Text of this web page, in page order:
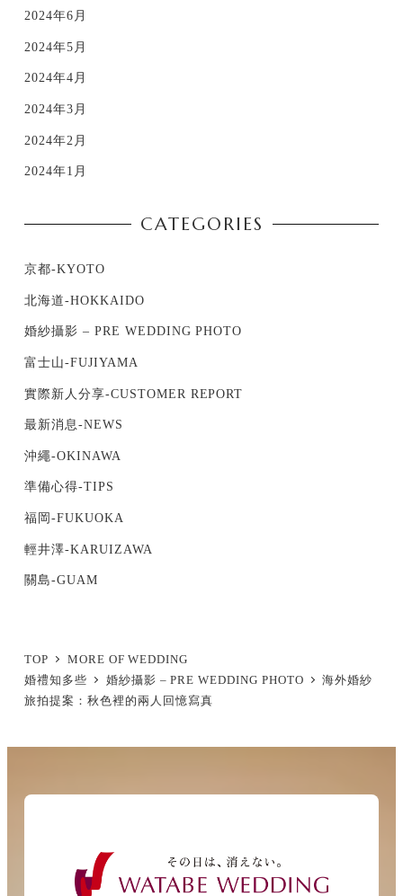
2024年6月
2024年5月
2024年4月
2024年3月
2024年2月
2024年1月
CATEGORIES
京都-KYOTO
北海道-HOKKAIDO
婚紗攝影 – PRE WEDDING PHOTO
富士山-FUJIYAMA
實際新人分享-CUSTOMER REPORT
最新消息-NEWS
沖繩-OKINAWA
準備心得-TIPS
福岡-FUKUOKA
輕井澤-KARUIZAWA
關島-GUAM
TOP
MORE OF WEDDING
婚禮知多些
婚紗攝影 – PRE WEDDING PHOTO
海外婚紗
旅拍提案：秋色裡的兩人回憶寫真